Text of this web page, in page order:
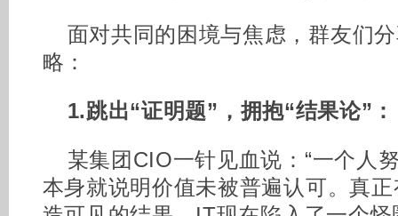
面对共同的困境与焦虑，群友们
略：
1.跳出“证明题”，拥抱“结果论”：
某集团CIO一针见血说：“一个人
本身就说明价值未被普遍认可。真